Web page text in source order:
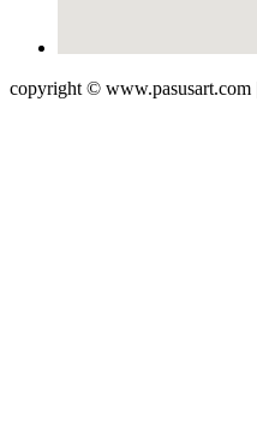
copyright © www.pasusart.com